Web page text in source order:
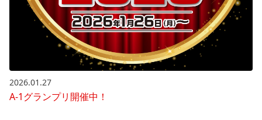
2026.01.27
A-1グランプリ開催中！